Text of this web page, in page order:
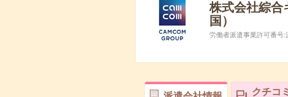
株式会社綜
国）
労働者派遣事業許可番号:
クチコミ